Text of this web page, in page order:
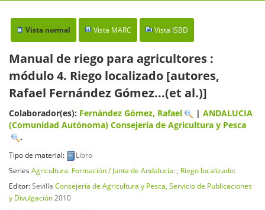
Vista normal Vista MARC Vista ISBD
Manual de riego para agricultores :
módulo 4. Riego localizado [autores,
Rafael Fernández Gómez...(et al.)]
Colaborador(es): Fernández Gómez, Rafael | ANDALUCIA
(Comunidad Autónoma) Consejería de Agricultura y Pesca
.
Tipo de material:
Libro
SeriesAgricultura. Formación / Junta de Andalucía: ; Riego localizado:
Editor:Sevilla Consejería de Agricultura y Pesca, Servicio de Publicaciones
y Divulgación 2010